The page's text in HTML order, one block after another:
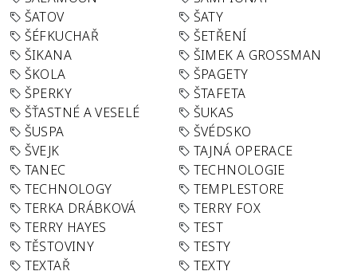
ŠATOV
ŠATY
ŠÉFKUCHAŘ
ŠETŘENÍ
ŠIKANA
ŠIMEK A GROSSMAN
ŠKOLA
ŠPAGETY
ŠPERKY
ŠTAFETA
ŠŤASTNÉ A VESELÉ
ŠUKAS
ŠUSPA
ŠVÉDSKO
ŠVEJK
TAJNÁ OPERACE
TANEC
TECHNOLOGIE
TECHNOLOGY
TEMPLESTORE
TERKA DRÁBKOVÁ
TERRY FOX
TERRY HAYES
TEST
TĚSTOVINY
TESTY
TEXTAŘ
TEXTY